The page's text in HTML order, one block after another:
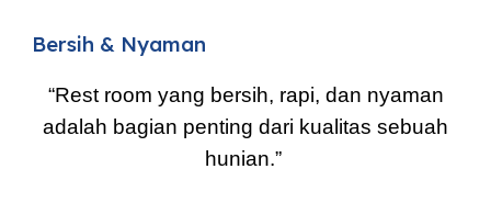
Bersih & Nyaman
“Rest room yang bersih, rapi, dan nyaman
adalah bagian penting dari kualitas sebuah
hunian.”